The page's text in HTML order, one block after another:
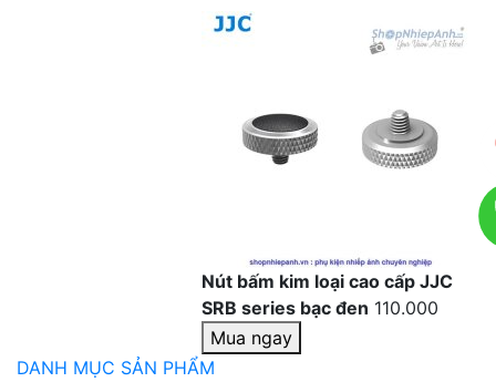
Nút bấm kim loại cao cấp JJC
SRB series bạc đen 110.000
Mua ngay
DANH MỤC SẢN PHẨM